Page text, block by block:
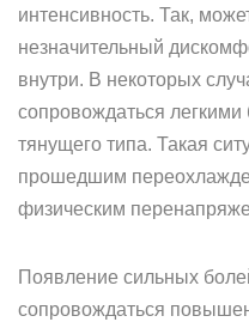
интенсивность. Так,
незначительный
внутри. В некоторых
сопровождаться
тянущего типа. Такая
прошедшим
физическим
Появление сильных
сопровождаться